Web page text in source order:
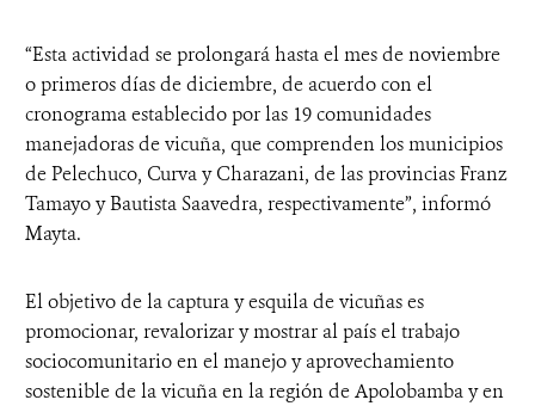
“Esta actividad se prolongará hasta el mes de noviembre
o primeros días de diciembre, de acuerdo con el
cronograma establecido por las 19 comunidades
manejadoras de vicuña, que comprenden los municipios
de Pelechuco, Curva y Charazani, de las provincias Franz
Tamayo y Bautista Saavedra, respectivamente”, informó
Mayta.
El objetivo de la captura y esquila de vicuñas es
promocionar, revalorizar y mostrar al país el trabajo
sociocomunitario en el manejo y aprovechamiento
sostenible de la vicuña en la región de Apolobamba y en